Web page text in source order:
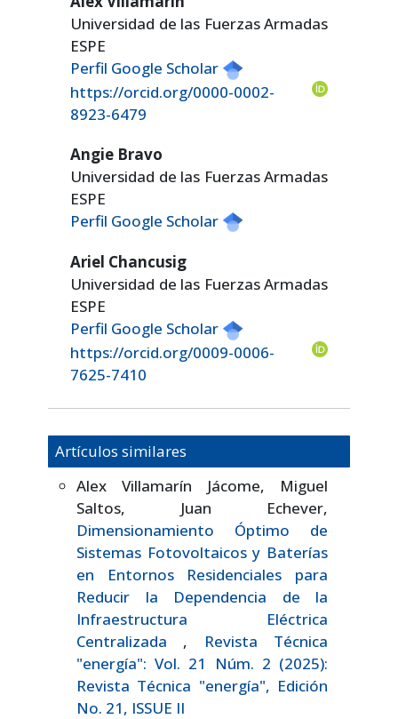
Universidad de las Fuerzas Armadas
ESPE
Perfil Google Scholar
https://orcid.org/0000-0002-
8923-6479
Angie Bravo
Universidad de las Fuerzas Armadas
ESPE
Perfil Google Scholar
Ariel Chancusig
Universidad de las Fuerzas Armadas
ESPE
Perfil Google Scholar
https://orcid.org/0009-0006-
7625-7410
Artículos similares
Alex Villamarín Jácome, Miguel
Saltos, Juan Echever,
Dimensionamiento Óptimo de
Sistemas Fotovoltaicos y Baterías
en Entornos Residenciales para
Reducir la Dependencia de la
Infraestructura Eléctrica
Centralizada ,
Revista Técnica
"energía": Vol. 21 Núm. 2 (2025):
Revista Técnica "energía", Edición
No. 21, ISSUE II